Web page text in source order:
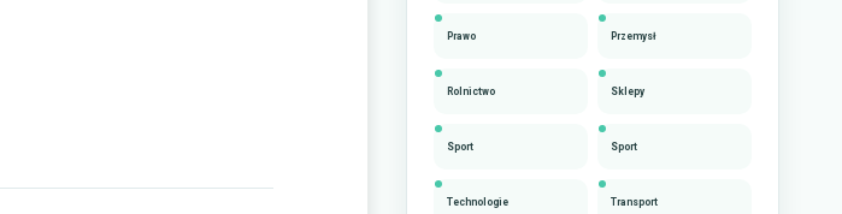
Prawo Przemysł
Rolnictwo Sklepy
Sport Sport
Technologie Transport